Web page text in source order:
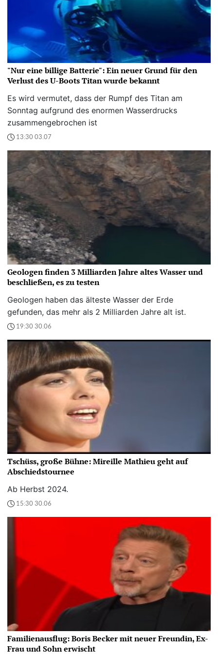
"Nur eine billige Batterie": Ein neuer Grund für den
Verlust des U-Boots Titan wurde bekannt
Es wird vermutet, dass der Rumpf des Titan am
Sonntag aufgrund des enormen Wasserdrucks
zusammengebrochen ist
13:30 03.07
Geologen finden 3 Milliarden Jahre altes Wasser und
beschließen, es zu testen
Geologen haben das älteste Wasser der Erde
gefunden, das mehr als 2 Milliarden Jahre alt ist.
19:30 30.06
Tschüss, große Bühne: Mireille Mathieu geht auf
Abschiedstournee
Ab Herbst 2024.
15:30 30.06
Familienausflug: Boris Becker mit neuer Freundin, Ex-
Frau und Sohn erwischt